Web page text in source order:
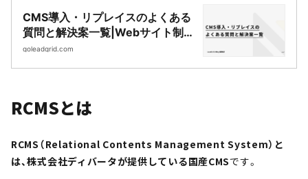
CMS導入・リプレイスのよくある
質問と解決案一覧|Webサイト制
作・CMS開発｜LeadGrid
goleadgrid.com
RCMSとは
RCMS（Relational Contents Management System）と
は、株式会社ディバータが提供している国産CMSです。